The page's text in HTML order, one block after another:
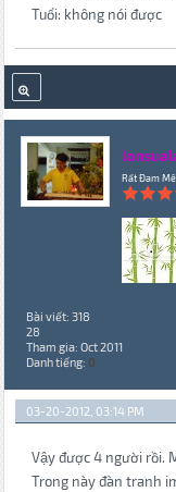
Tuổi: không nói được
Rất Đam Mê
Bài viết: 318
28
Tham gia: Oct 2011
Danh tiếng: 0
03-20-2012, 03:14 PM
Vậy được 4 người rồi.
Trong này đàn tranh im